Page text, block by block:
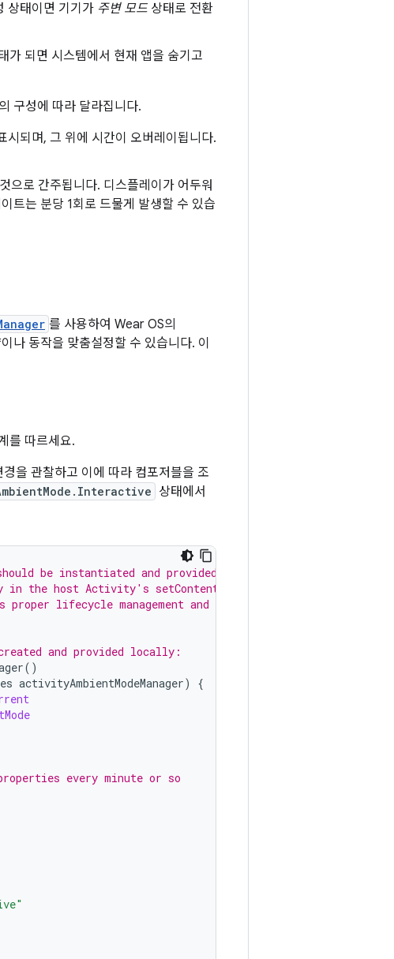
상태이면 기기가 주변 모드 상태로 전환
가 되면 시스템에서 현재 앱을 숨기고
구성에 따라 달라집니다.
시되며, 그 위에 시간이 오버레이됩니다.
으로 간주됩니다. 디스플레이가 어두워
트는 분당 1회로 드물게 발생할 수 있습
를 사용하여 Wear OS의
나 동작을 맞춤설정할 수 있습니다. 이
를 따르세요.
을 관찰하고 이에 따라 컴포저블을 조
상태에서
be instantiated and provided at
in the host Activity's setContent
lifecycle management and
and provided locally:
()
activityAmbientModeManager)
{
every minute or so